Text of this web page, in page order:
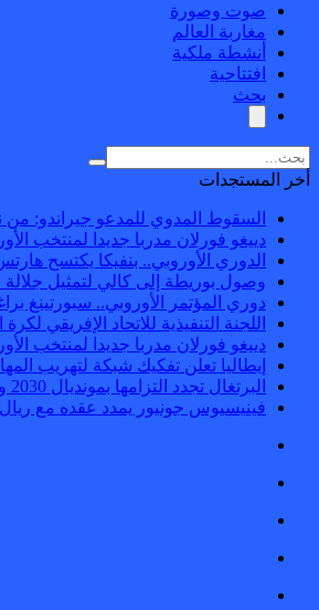
صوت وصورة
مغاربة العالم
أنشطة ملكية
افتتاحية
بحث
أخر المستجدات
السقوط المدوي للمدعو جيراندو:
دييغو فورلان مدربا جديدا لمنتخب
الدوري الأوروبي.. بنفيكا يكتسح
وصول بوريطة إلى كالي لتمثيل
دوري المؤتمر الأوروبي.. سبورتينغ
اللجنة التنفيذية للاتحاد الإفريقي
دييغو فورلان مدربا جديدا لمنتخب
إيطاليا تعلن تفكيك شبكة لتهريب
البرتغال تجدد التزامها بمونديال 2030 وتؤكد تمسكها بالشراكة مع المغرب وإسبانيا
فينيسيوس جونيور يمدد عقده مع